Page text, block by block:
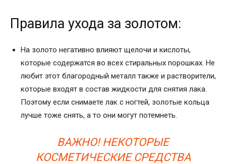
Правила ухода за золотом:
На золото негативно влияют щелочи и кислоты,
которые содержатся во всех стиральных порошках. Не
любит этот благородный металл также и растворители,
которые входят в состав жидкости для снятия лака.
Поэтому если снимаете лак с ногтей, золотые кольца
лучше тоже снять, а то они могут потемнеть.
ВАЖНО! НЕКОТОРЫЕ
КОСМЕТИЧЕСКИЕ СРЕДСТВА